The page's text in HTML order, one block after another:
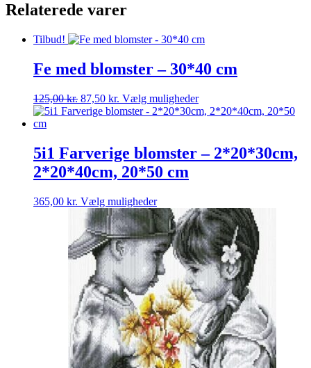
Relaterede varer
Tilbud!
Fe med blomster – 30*40 cm
125,00kr. Den
oprindelige
125,00 kr..
87,50 kr. Den
aktuelle
87,50 kr..
Vælg mulighederDette
vare
varianter.
Mulighederne
varesiden
5i1 Farverige blomster – 2*20*30cm,
2*20*40cm, 20*50 cm
365,00 kr. Vælg mulighederDette
vare
har
flere
varianter.
Mulighederne
kan
vælges
på
varesiden